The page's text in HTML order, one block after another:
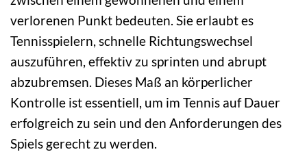
verlorenen Punkt bedeuten. Sie erlaubt es
Tennisspielern, schnelle Richtungswechsel
auszuführen, effektiv zu sprinten und abrupt
abzubremsen. Dieses Maß an körperlicher
Kontrolle ist essentiell, um im Tennis auf Dauer
erfolgreich zu sein und den Anforderungen des
Spiels gerecht zu werden.